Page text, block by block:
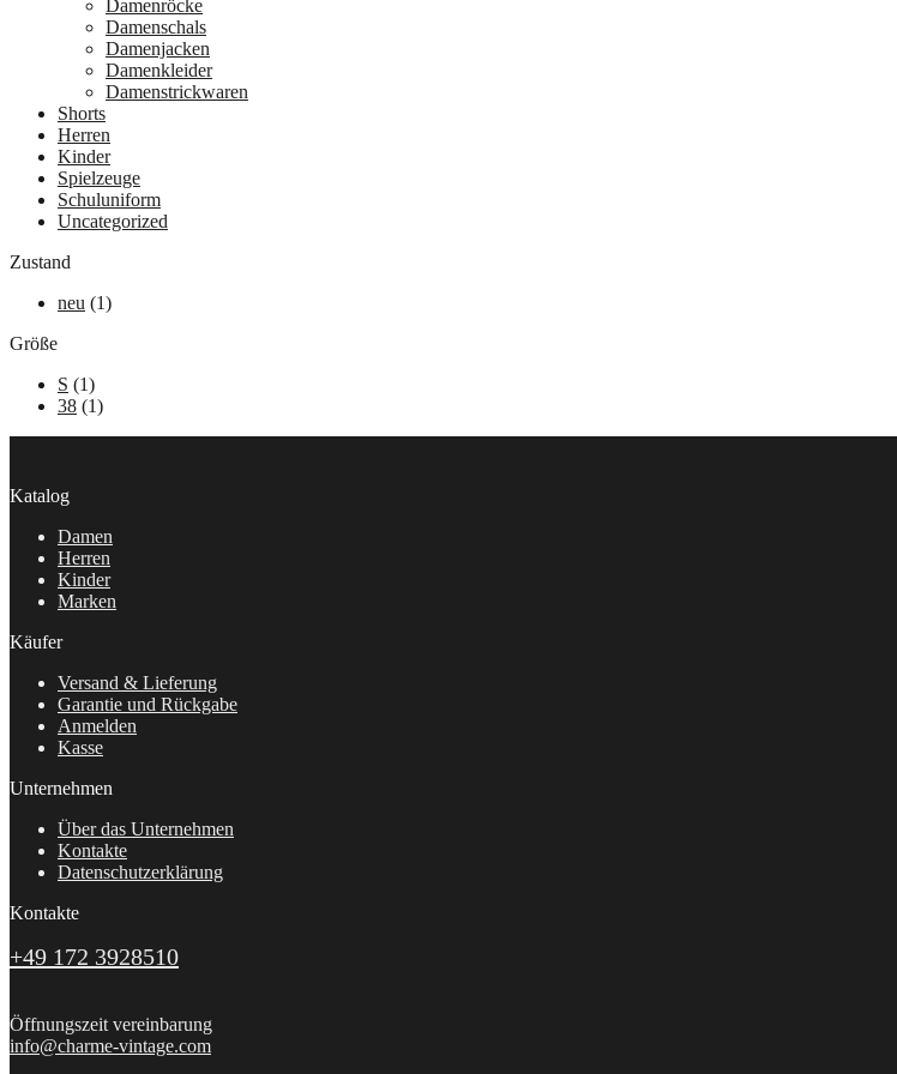
Damenröcke
Damenschals
Damenjacken
Damenkleider
Damenstrickwaren
Shorts
Herren
Kinder
Spielzeuge
Schuluniform
Uncategorized
Zustand
neu (1)
Größe
S (1)
38 (1)
Katalog
Damen
Herren
Kinder
Marken
Käufer
Versand & Lieferung
Garantie und Rückgabe
Anmelden
Kasse
Unternehmen
Über das Unternehmen
Kontakte
Datenschutzerklärung
Kontakte
+49 172 3928510
Öffnungszeit vereinbarung
info@charme-vintage.com